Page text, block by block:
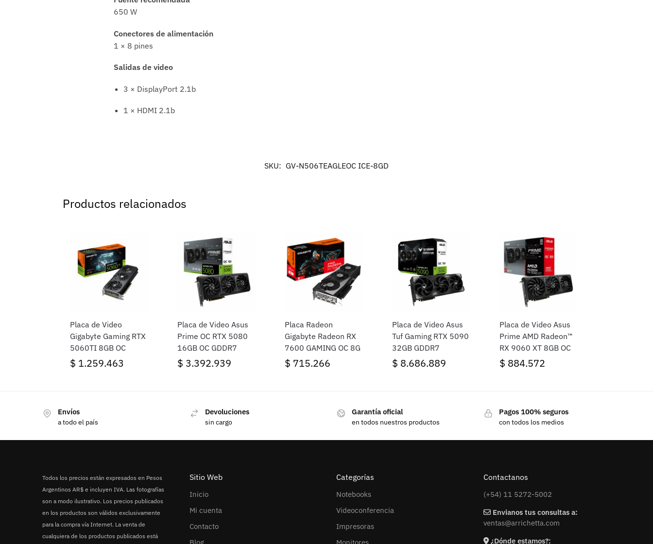
650 W
Conectores de alimentación
1 × 8 pines
Salidas de video
3 × DisplayPort 2.1b
1 × HDMI 2.1b
SKU: GV-N506TEAGLEOC ICE-8GD
Productos relacionados
Placa de Video
Gigabyte Gaming RTX
5060TI 8GB OC
$ 1.259.463
Placa de Video Asus
Prime OC RTX 5080
16GB OC GDDR7
$ 3.392.939
Placa Radeon
Gigabyte Radeon RX
7600 GAMING OC 8G
$ 715.266
Placa de Video Asus
Tuf Gaming RTX 5090
32GB GDDR7
$ 8.686.889
Placa de Video Asus
Prime AMD Radeon™
RX 9060 XT 8GB OC
$ 884.572
Envíos
a todo el país
Devoluciones
sin cargo
Garantía oficial
en todos nuestros productos
Pagos 100% seguros
con todos los medios
Todos los precios están expresados en Pesos
Argentinos AR$ e incluyen IVA. Las fotografías
son a modo ilustrativo. Los precios publicados
en los productos son válidos exclusivamente
para la compra vía Internet. La venta de
cualquiera de los productos publicados está
Sitio Web
Inicio
Mi cuenta
Contacto
Categorías
Notebooks
Videoconferencia
Impresoras
Contactanos
(+54) 11 5272-5002
Envianos tus consultas a:
ventas@arrichetta.com
¿Dónde estamos?: